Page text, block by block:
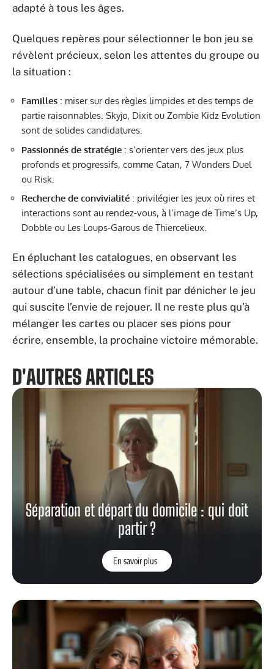
adapté à tous les âges.
Quelques repères pour sélectionner le bon jeu se
révèlent précieux, selon les attentes du groupe ou
la situation :
Familles : miser sur des règles limpides et des temps de
partie raisonnables. Skyjo, Dixit ou Zombie Kidz Evolution
sont de solides candidatures.
Passionnés de stratégie : s’orienter vers des jeux plus
profonds et progressifs, comme Catan, 7 Wonders Duel
ou Risk.
Recherche de convivialité : privilégier les jeux où rires et
interactions sont au rendez-vous, à l’image de Time’s Up,
Dobble ou Les Loups-Garous de Thiercelieux.
En épluchant les catalogues, en observant les
sélections spécialisées ou simplement en testant
autour d’une table, chacun finit par dénicher le jeu
qui suscite l’envie de rejouer. Il ne reste plus qu’à
mélanger les cartes ou placer ses pions pour
écrire, ensemble, la prochaine victoire mémorable.
D'AUTRES ARTICLES
Séparation et départ du domicile : qui doit
partir ?
En savoir plus